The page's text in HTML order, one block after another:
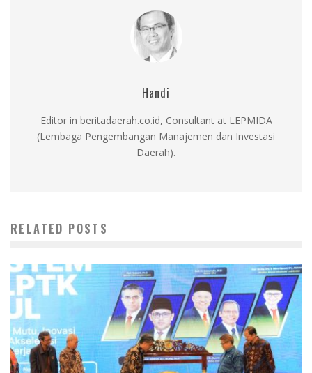
Handi
Editor in beritadaerah.co.id, Consultant at LEPMIDA
(Lembaga Pengembangan Manajemen dan Investasi
Daerah).
RELATED POSTS